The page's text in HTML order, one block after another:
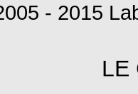
- 2015
LE